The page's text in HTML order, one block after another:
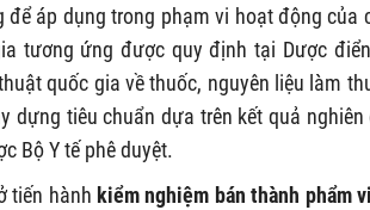
để áp dụng trong phạm vi hoạt động
tương ứng được quy định tại Dược
quốc gia về thuốc, nguyên liệu làm
dựng tiêu chuẩn dựa trên kết quả
Bộ Y tế phê duyệt.
tiến hành kiểm nghiệm bán thành phẩm